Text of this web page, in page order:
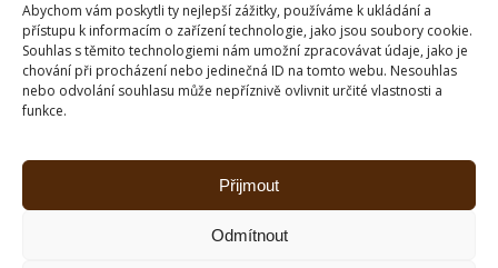
Abychom vám poskytli ty nejlepší zážitky, používáme k ukládání a
přístupu k informacím o zařízení technologie, jako jsou soubory cookie.
Souhlas s těmito technologiemi nám umožní zpracovávat údaje, jako je
chování při procházení nebo jedinečná ID na tomto webu. Nesouhlas
nebo odvolání souhlasu může nepříznivě ovlivnit určité vlastnosti a
funkce.
Přijmout
Odmítnout
ČÍST DÁLE